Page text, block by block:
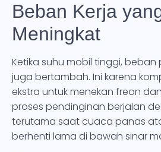
Beban Kerja
Meningkat
Ketika suhu mobil tinggi,
juga bertambah. Ini karena
ekstra untuk menekan freon
proses pendinginan berjalan
terutama saat cuaca panas
berhenti lama di bawah sinar